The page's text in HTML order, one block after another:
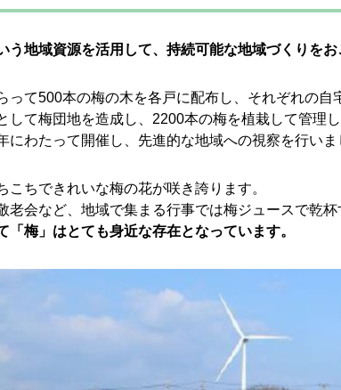
う地域資源を活用して、持続可能な地域づくりをお
って500本の梅の木を各戸に配布し、それぞれの自
して梅団地を造成し、2200本の梅を植栽して管理し
にわたって開催し、先進的な地域への視察を行いま
こちできれいな梅の花が咲き誇ります。
老会など、地域で集まる行事では梅ジュースで乾杯
「梅」はとても身近な存在となっています。